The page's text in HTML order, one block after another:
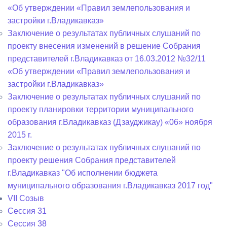
«Об утверждении «Правил землепользования и
застройки г.Владикавказ»
Заключение о результатах публичных слушаний по
проекту внесения изменений в решение Собрания
представителей г.Владикавказ от 16.03.2012 №32/11
«Об утверждении «Правил землепользования и
застройки г.Владикавказ»
Заключение о результатах публичных слушаний по
проекту планировки территории муниципального
образования г.Владикавказ (Дзауджикау) «06» ноября
2015 г.
Заключение о результатах публичных слушаний по
проекту решения Собрания представителей
г.Владикавказ "Об исполнении бюджета
муниципального образования г.Владикавказ 2017 год"
VII Созыв
Сессия 31
Сессия 38